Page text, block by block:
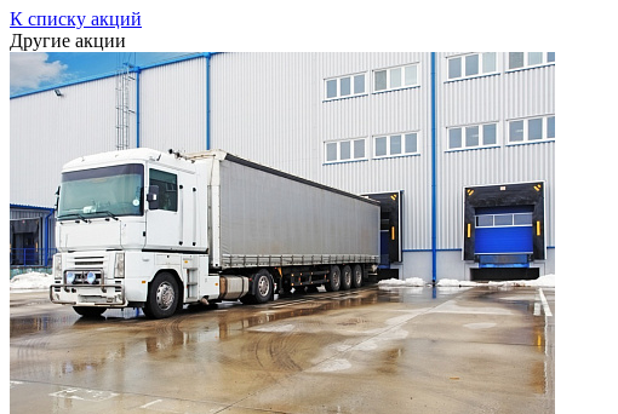
К списку акций
Другие акции